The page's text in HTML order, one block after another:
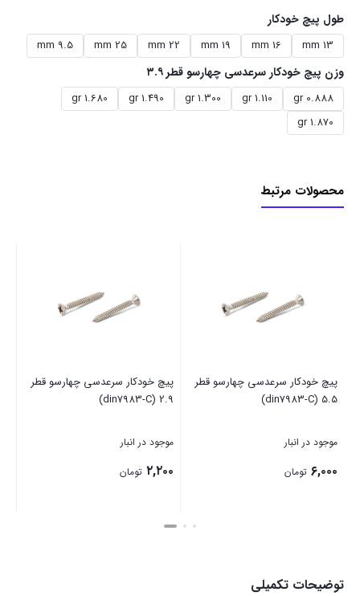
طول پیچ خودکار
13 mm
16 mm
19 mm
22 mm
25 mm
9.5 mm
وزن پیچ خودکار سرعدسی چهارسو قطر ۳.۹
0.888 gr
1.110 gr
1.300 gr
1.490 gr
1.680 gr
1.870 gr
محصولات مرتبط
پیچ خودکار سرعدسی چهارسو قطر
5.5 (din7983-C)
موجود در انبار
۶,۰۰۰ تومان
پیچ خودکار سرعدسی چهارسو قطر
2.9 (din7983-C)
موجود در انبار
۲,۲۰۰ تومان
بستن
توضیحات تکمیلی